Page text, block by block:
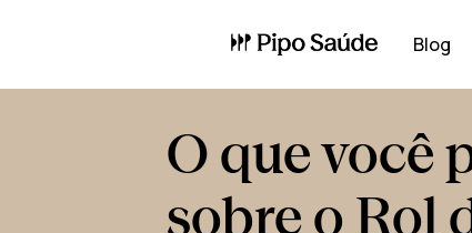
Blog
O que você
sobre o Rol